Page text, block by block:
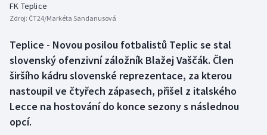
Biatlon
Boby a skeleton
Box
Curling
Aplikace ČT sport
AZ kvíz
FK Teplice
Zdroj: ČT24/Markéta Sandanusová
Teplice - Novou posilou fotbalistů Teplic se stal
slovenský ofenzivní záložník Blažej Vaščák. Člen
širšího kádru slovenské reprezentace, za kterou
nastoupil ve čtyřech zápasech, přišel z italského
Lecce na hostování do konce sezony s následnou
opcí.